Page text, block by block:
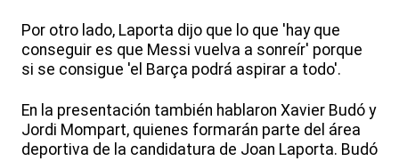
Por otro lado, Laporta dijo que lo que 'hay que
conseguir es que Messi vuelva a sonreír' porque
si se consigue 'el Barça podrá aspirar a todo'.
En la presentación también hablaron Xavier Budó y
Jordi Mompart, quienes formarán parte del área
deportiva de la candidatura de Joan Laporta. Budó